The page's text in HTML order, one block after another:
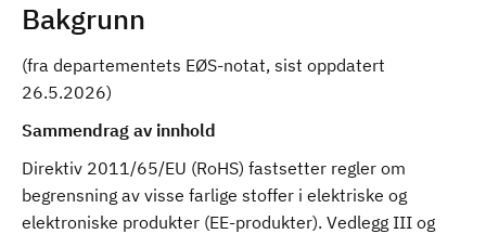
Bakgrunn
(fra departementets EØS-notat, sist oppdatert
26.5.2026)
Sammendrag av innhold
Direktiv 2011/65/EU (RoHS) fastsetter regler om
begrensning av visse farlige stoffer i elektriske og
elektroniske produkter (EE-produkter). Vedlegg III og